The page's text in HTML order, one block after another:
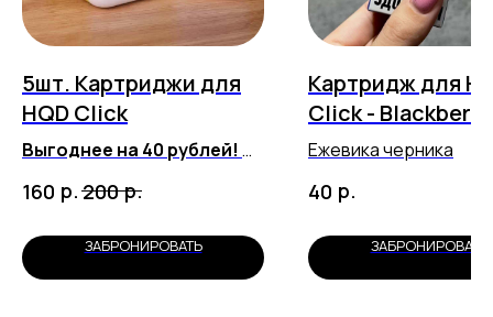
5шт. Картриджи для
HQD Click
Выгоднее на 40 рублей!
160 р. 200 р.
ЗАБРОНИРОВАТЬ
Картридж для
Click - Blackberry
Blueberry (5500
Ежевика черника
40 р.
ЗАБРОНИРОВАТЬ